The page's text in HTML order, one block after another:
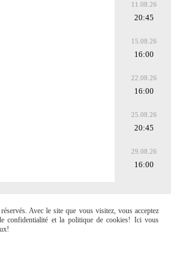
11.08.26
20:45
15.08.26
16:00
22.08.26
16:00
25.08.26
20:45
29.08.26
16:00
Avec le site que vous visitez, vous acceptez
confidentialité et la politique de cookies! Ici vous